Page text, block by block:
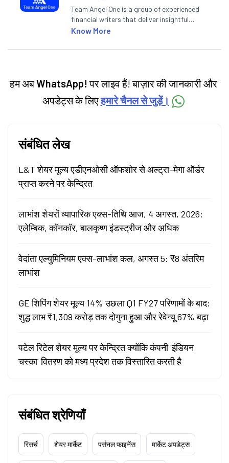
Team Angel One is a group of experienced
financial writers that deliver insightful
articles on the stock market, IPO, economy,
categories.
Know More
हम अबWhatsApp! पर लाइव हैं! बाज़ार की जानकारी और
अपडेट्स के लिएहमारे चैनल से जुड़ें।
संबंधित लेख
L&T शेयर मूल्य एडीएनओसी ऑफशोर से अल्ट्रा-मेगा ऑर्डर
प्राप्त करने पर केन्द्रित
लाभांश शेयरों व्यापारिक एक्स-तिथि आज, 4 अगस्त, 2026:
एलेम्बिक, कॉनकॉर, बालकृष्ण इंडस्ट्रीज और अधिक
वेदांता एल्युमिनियम एक्स-लाभांश कल, अगस्त 5: ₹8 अंतरिम
लाभांश
GE शिपिंग शेयर मूल्य 14% उछला Q1 FY27 परिणामों के बाद:
शुद्ध लाभ ₹1,309 करोड़ तक दोगुना हुआ और रेवेन्यू 67% बढ़ा
पटेल रिटेल शेयर मूल्य पर केन्द्रित क्योंकि कंपनी 'इंडियन
चस्का' वितरण को मध्य प्रदेश तक विस्तारित करती है
संबंधित श्रेणियाँ
रिसर्च शेयर मार्केट पर्सनल फाइनेंस मार्केट अपडेट्स